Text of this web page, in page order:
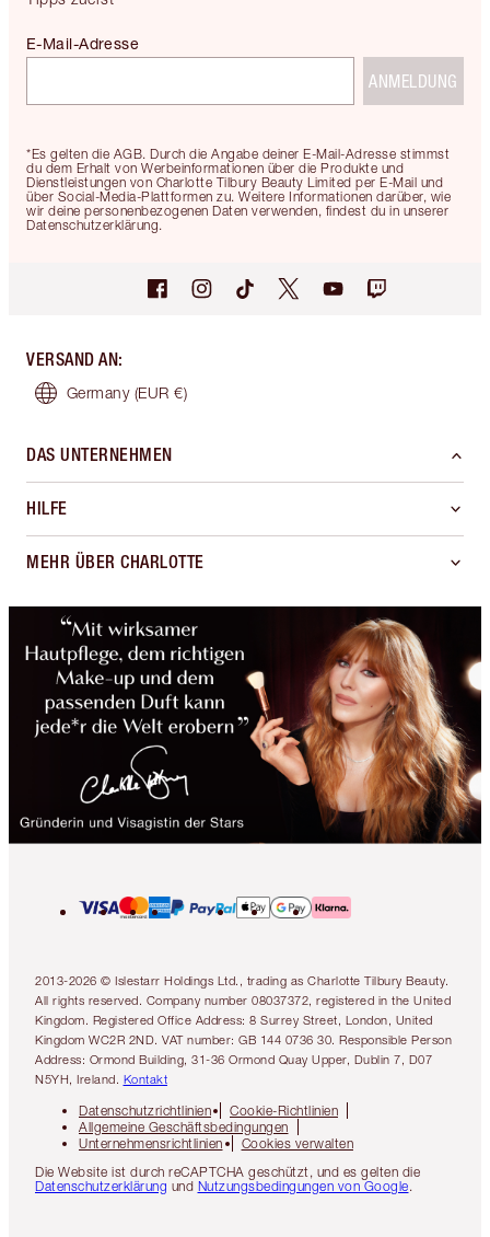
*Es gelten die AGB. Durch die Angabe deiner E-Mail-Adresse stimmst
du dem Erhalt von Werbeinformationen über die Produkte und
Dienstleistungen von Charlotte Tilbury Beauty Limited per E-Mail und
über Social-Media-Plattformen zu. Weitere Informationen darüber, wie
wir deine personenbezogenen Daten verwenden, findest du in unserer
Datenschutzerklärung.
E-Mail-Adresse
ANMELDUNG
VERSAND AN:
Germany (EUR €)
DAS UNTERNEHMEN
HILFE
MEHR ÜBER CHARLOTTE
2013-2026 © Islestarr Holdings Ltd., trading as Charlotte Tilbury Beauty.
All rights reserved. Company number 08037372, registered in the United
Kingdom. Registered Office Address: 8 Surrey Street, London, United
Kingdom WC2R 2ND. VAT number: GB 144 0736 30. Responsible Person
Address: Ormond Building, 31-36 Ormond Quay Upper, Dublin 7, D07
N5YH, Ireland. Kontakt
Datenschutzrichtlinien
Cookie-Richtlinien
Allgemeine Geschäftsbedingungen
Unternehmensrichtlinien
Cookies verwalten
Die Website ist durch reCAPTCHA geschützt, und es gelten die
Datenschutzerklärung und Nutzungsbedingungen von Google.